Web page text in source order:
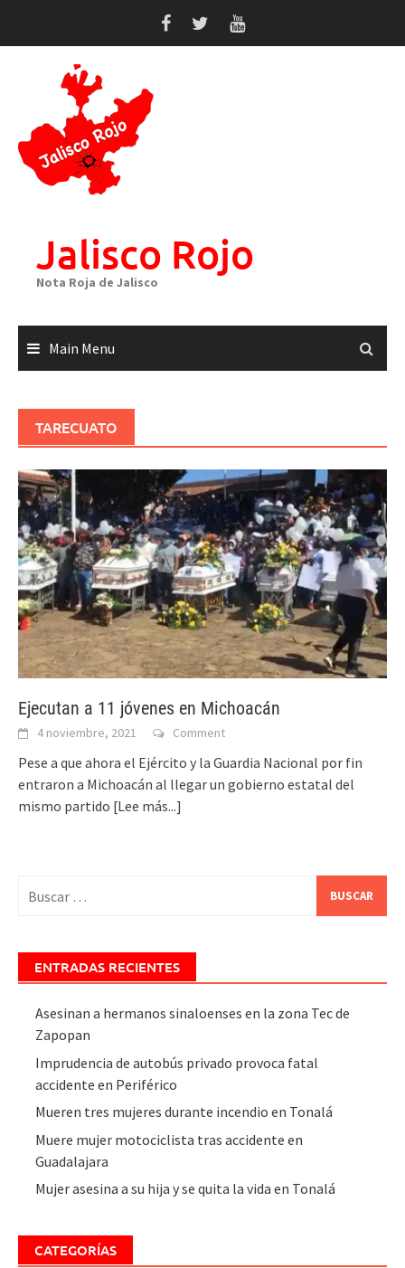
Jalisco Rojo
Nota Roja de Jalisco
Main Menu
TARECUATO
Ejecutan a 11 jóvenes en Michoacán
4 noviembre, 2021 Comment
Pese a que ahora el Ejército y la Guardia Nacional por fin
entraron a Michoacán al llegar un gobierno estatal del
mismo partido [Lee más...]
ENTRADAS RECIENTES
Asesinan a hermanos sinaloenses en la zona Tec de
Zapopan
Imprudencia de autobús privado provoca fatal
accidente en Periférico
Mueren tres mujeres durante incendio en Tonalá
Muere mujer motociclista tras accidente en
Guadalajara
Mujer asesina a su hija y se quita la vida en Tonalá
CATEGORÍAS